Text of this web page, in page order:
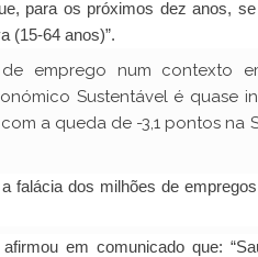
para os próximos dez anos,
(15-64 anos)”.
de emprego num contexto
Sustentável é quase
a queda de -3,1 pontos na
falácia dos milhões de
em comunicado que: